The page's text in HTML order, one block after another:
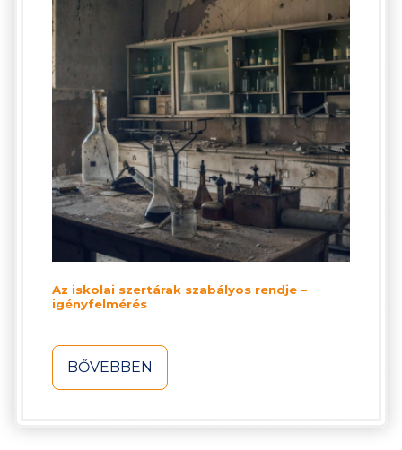
Az iskolai szertárak szabályos rendje –
igényfelmérés
BŐVEBBEN